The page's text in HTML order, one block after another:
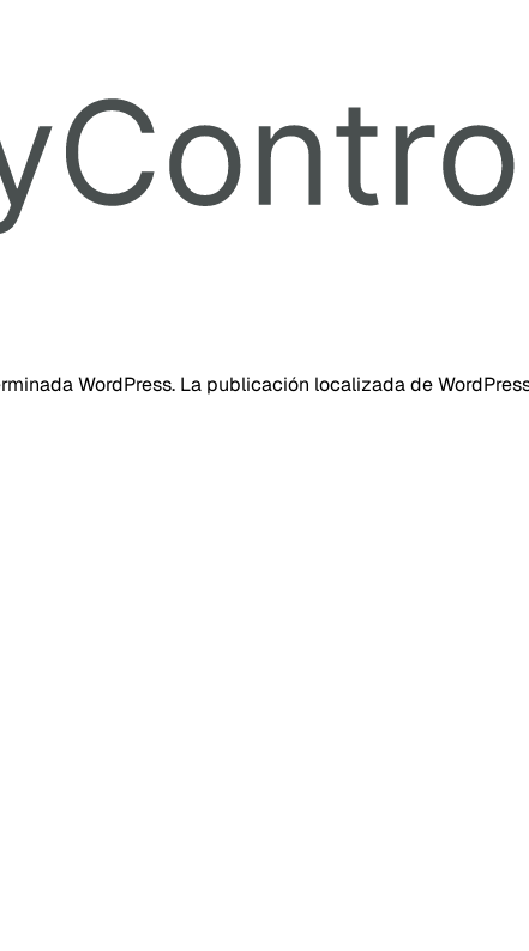
WordPress. La publicación localizada de